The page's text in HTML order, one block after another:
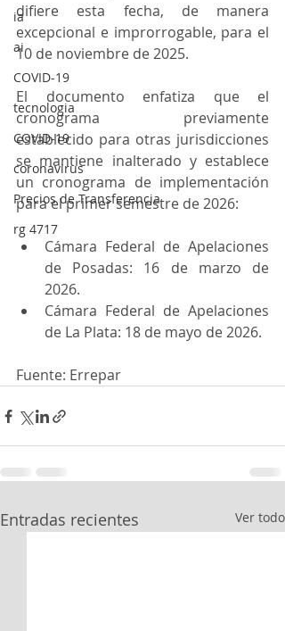
ia
ai
COVID-19
tecnologia
COVID-19
coronavirus
Precios de Transferencia
rg 4717
difiere esta fecha, de manera
excepcional e improrrogable, para el
10 de noviembre de 2025.
El documento enfatiza que el
cronograma previamente
establecido para otras jurisdicciones
se mantiene inalterado y establece
un cronograma de implementación
para el primer semestre de 2026:
Cámara Federal de Apelaciones
de Posadas: 16 de marzo de
2026.
Cámara Federal de Apelaciones
de La Plata: 18 de mayo de 2026.
Fuente: Errepar
Entradas recientes Ver todo